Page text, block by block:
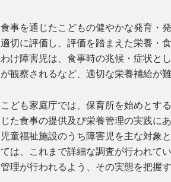
食事を通じたこどもの健やかな発育・
適切に評価し、評価を踏まえた栄養・
わけ障害児は、食事時の兆候・症状と
が観察されるなど、適切な栄養補給が
こども家庭庁では、保育所を始めとす
じた食事の提供及び栄養管理の実践に
児童福祉施設のうち障害児を主な対象
ては、これまで詳細な調査が行われて
管理が行われるよう、その実態を把握す